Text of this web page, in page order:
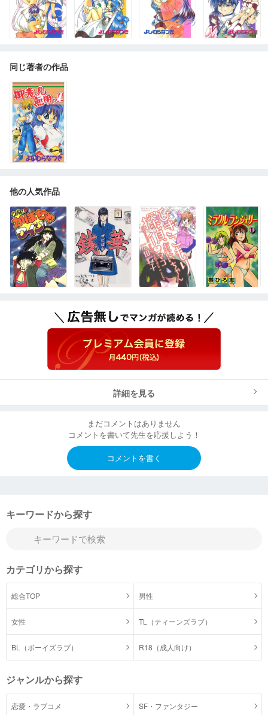
同じ著者の作品
他の人気作品
詳細を見る
まだコメントはありません
コメントを書いて先生を応援しよう！
コメントを書く
キーワードから探す
カテゴリから探す
総合TOP 男性
女性 TL（ティーンズラブ）
BL（ボーイズラブ） R18（成人向け）
ジャンルから探す
恋愛・ラブコメ SF・ファンタジー